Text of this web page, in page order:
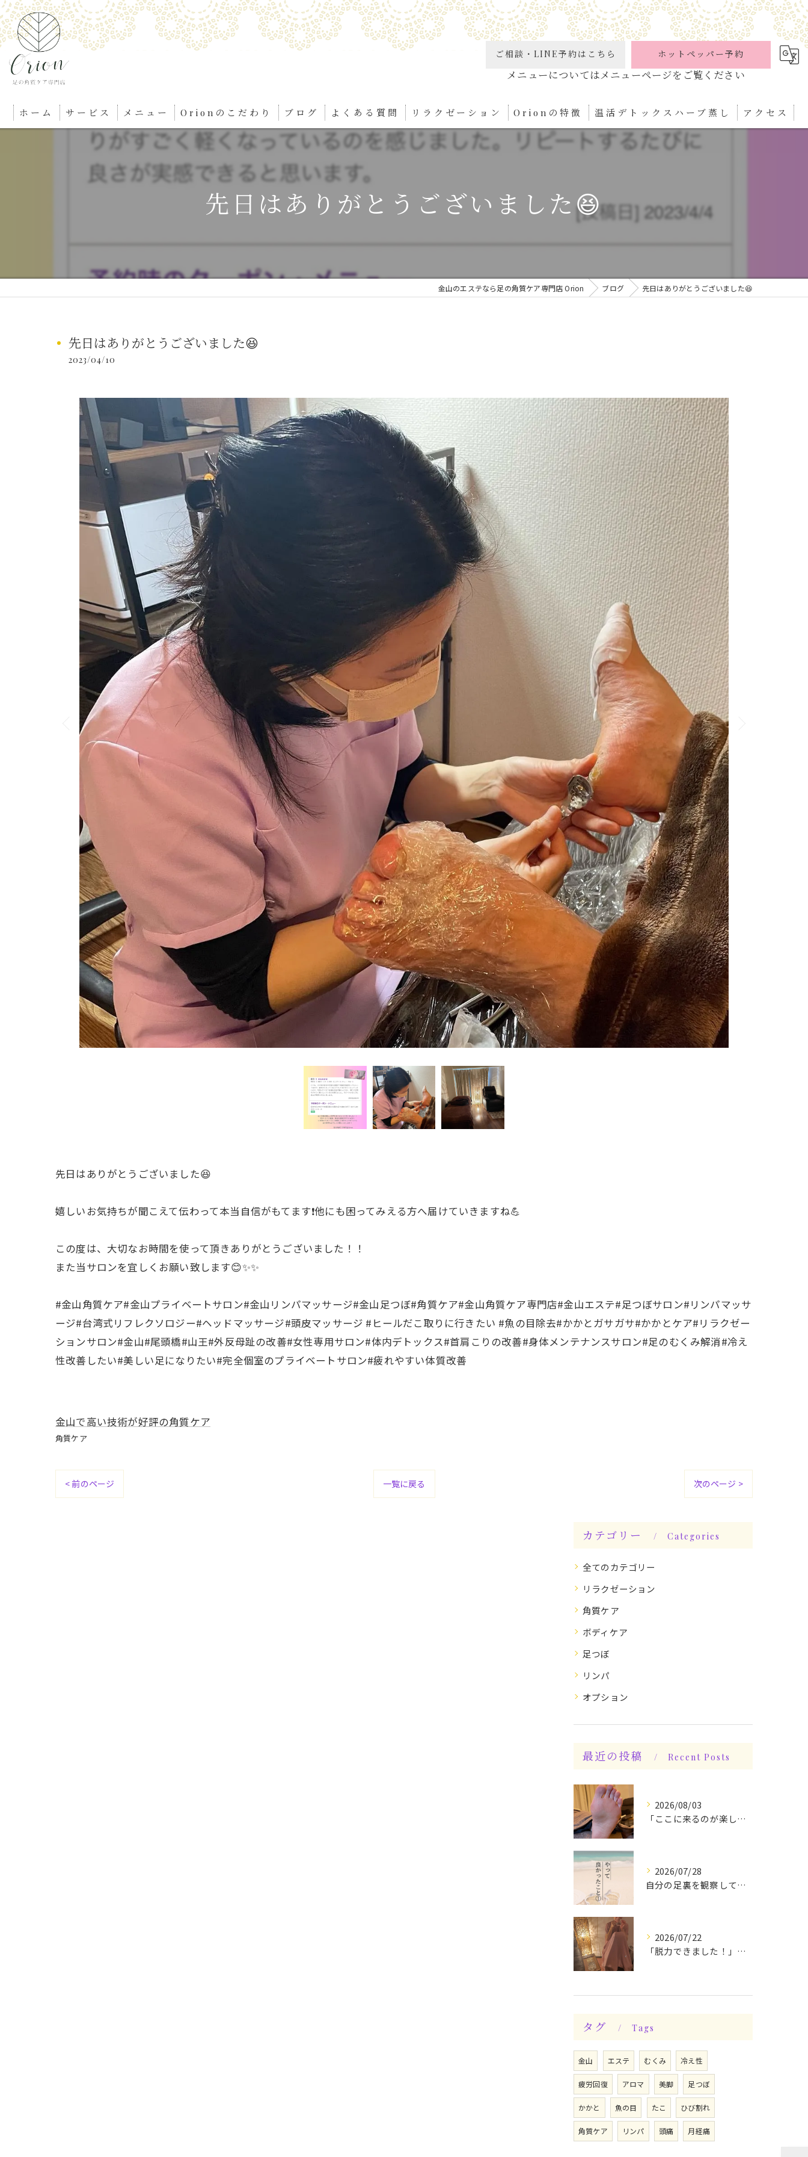
ご相談・LINE予約はこちら ホットペッパー予約
ホーム サービス メニュー Orionのこだわり ブログ よくある質問 リラクゼーション Orionの特徴
足つぼ
温活デトックスハーブ蒸し アクセス
先日はありがとうございました😆
金山のエステなら足の角質ケア専門店 Orion ブログ 先日はありがとうございました😆
先日はありがとうございました😆
2023/04/10
先日はありがとうございました😆
嬉しいお気持ちが聞こえて伝わって本当自信がもてます❗️他にも困ってみえる方へ届けていきますね💪
この度は、大切なお時間を使って頂きありがとうございました！！
また当サロンを宜しくお願い致します😊✨✨
#金山角質ケア#金山プライベートサロン#金山リンパマッサージ#金山足つぼ#角質ケア#金山角質ケア専門店#金山エステ#足つぼサロン#リンパマッサ
ージ#台湾式リフレクソロジー#ヘッドマッサージ#頭皮マッサージ #ヒールだこ取りに行きたい #魚の目除去#かかとガサガサ#かかとケア#リラクゼー
ションサロン#金山#尾頭橋#山王#外反母趾の改善#女性専用サロン#体内デトックス#首肩こりの改善#身体メンテナンスサロン#足のむくみ解消#冷え
性改善したい#美しい足になりたい#完全個室のプライベートサロン#疲れやすい体質改善
金山で高い技術が好評の角質ケア
角質ケア
< 前のページ 一覧に戻る 次のページ >
カテゴリー Categories
全てのカテゴリー
リラクゼーション
角質ケア
ボディケア
足つぼ
リンパ
オプション
最近の投稿 Recent Posts
2026/08/03
「ここに来るのが楽しみです♪」と、言っていただけます◎
2026/07/28
自分の足裏を観察してみる！やって良かったぁ〜♪
2026/07/22
「脱力できました！」今日は私の時間♪全身メンテナンスデー☆
タグ Tags
金山 エステ むくみ 冷え性
疲労回復 アロマ 美脚 足つぼ
かかと 魚の目 たこ ひび割れ
角質ケア リンパ 頭痛 月経痛